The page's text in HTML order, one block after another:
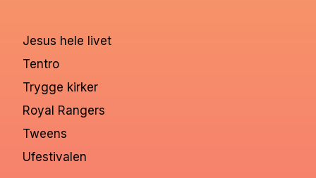
Jesus hele livet
Tentro
Trygge kirker
Royal Rangers
Tweens
Ufestivalen